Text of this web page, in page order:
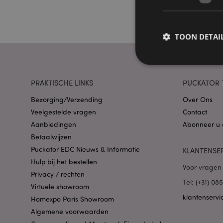
PRAKTISCHE LINKS
Bezorging/Verzending
Veelgestelde vragen
Aanbiedingen
Betaalwijzen
Puckator EDC Nieuws & Informatie
Hulp bij het bestellen
Privacy / rechten
Virtuele showroom
Homexpo Paris Showroom
Algemene voorwaarden
PUCKATOR
Over Ons
Contact
Abonneer u
Voor
Tel: (+31)
TOON
Strikt
Zonder strikt